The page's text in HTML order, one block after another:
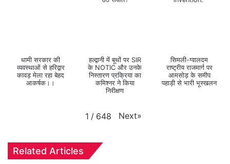
धामी सरकार की
व्यवस्थाओं से हरिद्वार
कावड़ मेला रहा बेहद
आकर्षक।।
हल्द्वानी में बूथों पर SIR
के NOTIC और उनके
निस्तारण प्रक्रिया का
कमिश्नर ने किया
निरीक्षण
सिमली-ग्वालदम
राष्ट्रीय राजमार्ग पर
आमसोड़ के समीप
पहाड़ी से भारी भूस्खलन
1 / 648 Next»
Related Articles